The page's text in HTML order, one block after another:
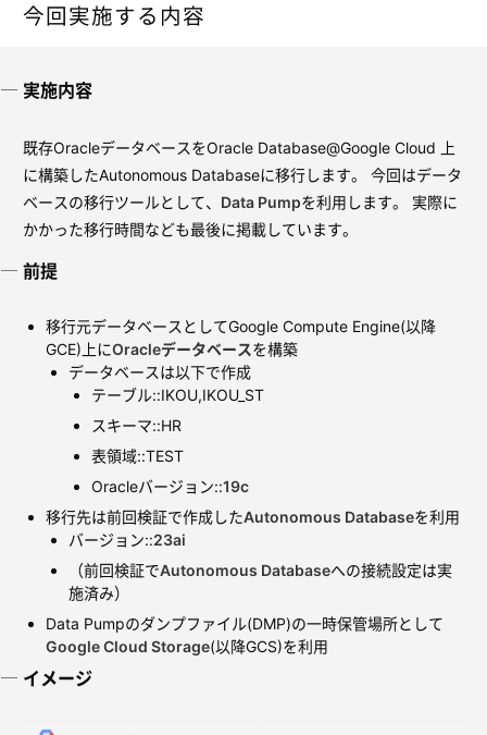
今回実施する内容
実施内容
既存OracleデータベースをOracle Database@Google Cloud 上
に構築したAutonomous Databaseに移行します。 今回はデータ
ベースの移行ツールとして、 Data Pumpを利用します。 実際に
かかった移行時間なども最後に掲載しています。
前提
移行元データベースとしてGoogle Compute Engine(以降
GCE)上にOracleデータベースを構築
データベースは以下で作成
テーブル::IKOU,IKOU_ST
スキーマ::HR
表領域::TEST
Oracleバージョン::19c
移行先は前回検証で作成したAutonomous Databaseを利用
バージョン::23ai
（前回検証でAutonomous Databaseへの接続設定は実
施済み）
Data Pumpのダンプファイル(DMP)の一時保管場所として
Google Cloud Storage(以降GCS)を利用
イメージ